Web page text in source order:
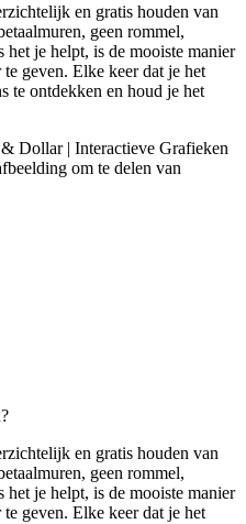
en gratis houden van
geen rommel,
je helpt, is de mooiste manier
geven. Elke keer dat je het
te ontdekken en houd je het
en gratis houden van
geen rommel,
je helpt, is de mooiste manier
geven. Elke keer dat je het